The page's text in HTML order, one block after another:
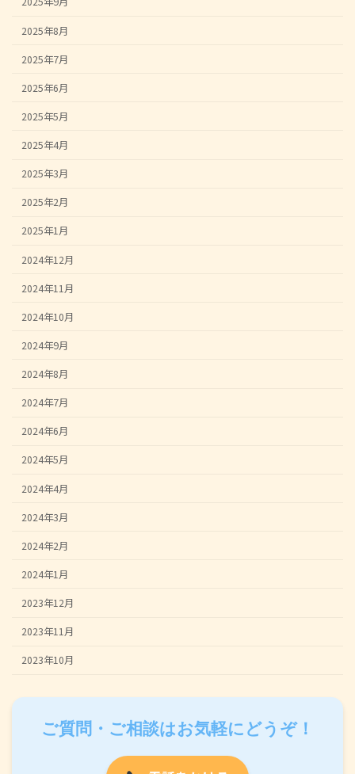
2025年8月
2025年7月
2025年6月
2025年5月
2025年4月
2025年3月
2025年2月
2025年1月
2024年12月
2024年11月
2024年10月
2024年9月
2024年8月
2024年7月
2024年6月
2024年5月
2024年4月
2024年3月
2024年2月
2024年1月
2023年12月
2023年11月
2023年10月
ご質問・ご相談はお気軽にどうぞ！